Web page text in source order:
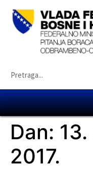
Dan:
2017.